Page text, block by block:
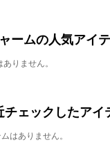
ームの人気アイ
りません。
チェックしたアイ
はありません。